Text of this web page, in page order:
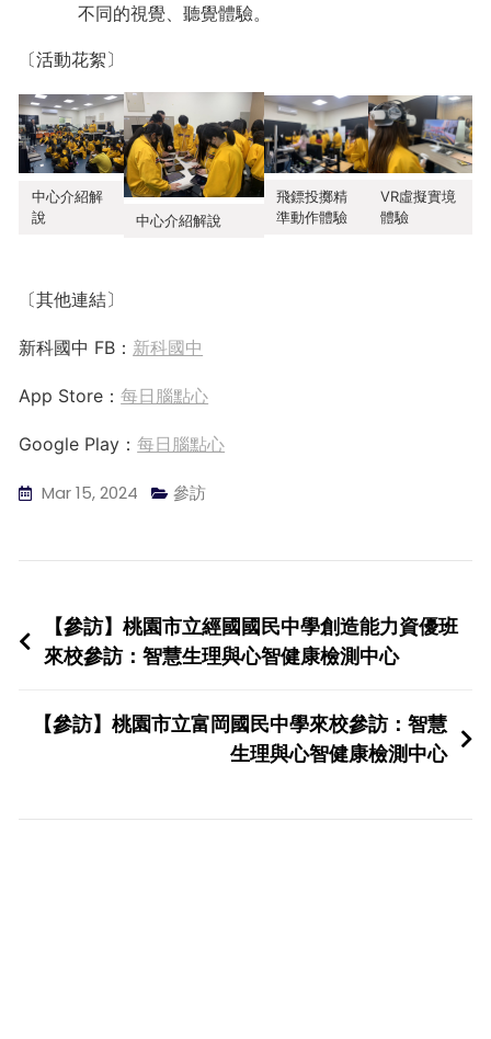
不同的視覺、聽覺體驗。
〔活動花絮〕
中心介紹解
說
中心介紹解說
飛鏢投擲精
準動作體驗
VR虛擬實境
體驗
〔其他連結〕
新科國中 FB： 新科國中
App Store：每日腦點心
Google Play：每日腦點心
Mar 15, 2024 參訪
【參訪】桃園市立經國國民中學創造能力資優班
來校參訪：智慧生理與心智健康檢測中心
【參訪】桃園市立富岡國民中學來校參訪：智慧
生理與心智健康檢測中心